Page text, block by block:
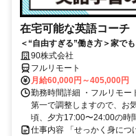
在宅可能な英語コーチ
＜“自由すぎる”働き方＞家で
90株式会社
フルリモート
月給60,000円～405,000円
勤務時間詳細 ・フルリモ
第一で調整しますので、お
頃、夕方17:00〜24:00の時
仕事内容 「せっかく身につ